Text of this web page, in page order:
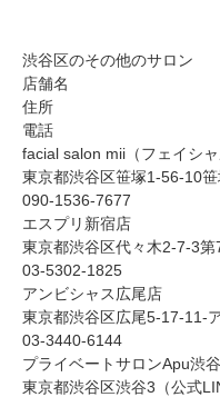
渋谷区のその他のサロン
店舗名
住所
電話
facial salon mii（フェイシャ
東京都渋谷区笹塚1-56-10
090-1536-7677
エスプリ新宿店
東京都渋谷区代々木2-7-3第
03-5302-1825
アンビシャス広尾店
東京都渋谷区広尾5-17-11-
03-3440-6144
プライベートサロンApu渋谷
東京都渋谷区渋谷3（公式